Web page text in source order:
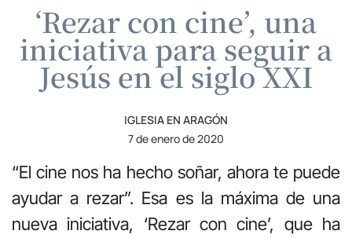
‘Rezar con cine’, una
iniciativa para seguir a
Jesús en el siglo XXI
IGLESIA EN ARAGÓN
7 de enero de 2020
“El cine nos ha hecho soñar, ahora te puede
ayudar a rezar”. Esa es la máxima de una
nueva iniciativa, ‘Rezar con cine’, que ha